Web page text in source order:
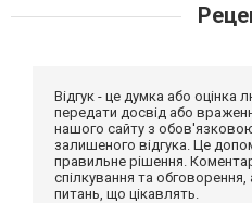
Відгук - це думка або оцінка
передати досвід або
нашого сайту з
залишеного відгука. Це
правильне рішення.
спілкування та
питань, що цікавлять.